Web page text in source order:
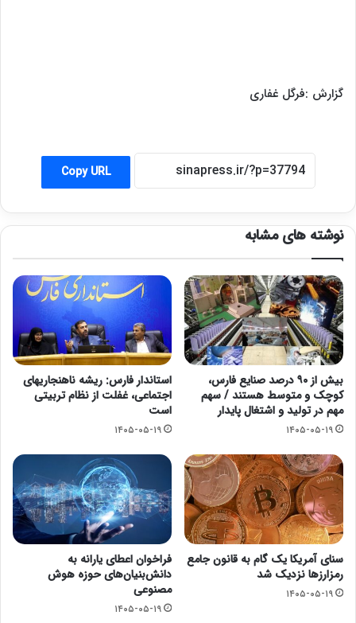
گزارش :فرگل غفاری
Copy URL
نوشته های مشابه
بیش از ۹۰ درصد صنایع فارس،
کوچک و متوسط هستند / سهم
مهم در تولید و اشتغال پایدار
۱۴۰۵-۰۵-۱۹
استاندار فارس: ریشه ناهنجاریهای
اجتماعی، غفلت از نظام تربیتی
است
۱۴۰۵-۰۵-۱۹
سنای آمریکا یک گام به قانون جامع
رمزارزها نزدیک شد
۱۴۰۵-۰۵-۱۹
فراخوان اعطای یارانه به
دانش‌بنیان‌های حوزه هوش
مصنوعی
۱۴۰۵-۰۵-۱۹